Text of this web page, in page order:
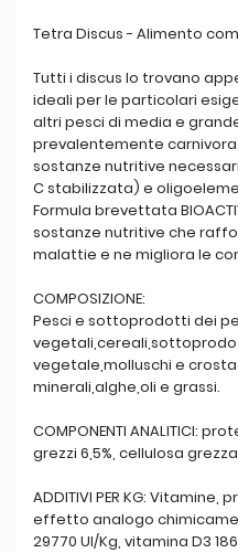
Tetra Discus - Alimento
Tutti i discus lo trovano
ideali per le particolari
altri pesci di media e
prevalentemente
sostanze nutritive
C stabilizzata) e
Formula brevettata
sostanze nutritive che
malattie e ne migliora le
COMPOSIZIONE:
Pesci e sottoprodotti dei
vegetale,molluschi e
minerali,alghe,oli e grassi.
COMPONENTI ANALITICI:
grezzi 6,5%, cellulosa
ADDITIVI PER KG:
effetto analogo
29770 Ul/Kg, vitamina D3